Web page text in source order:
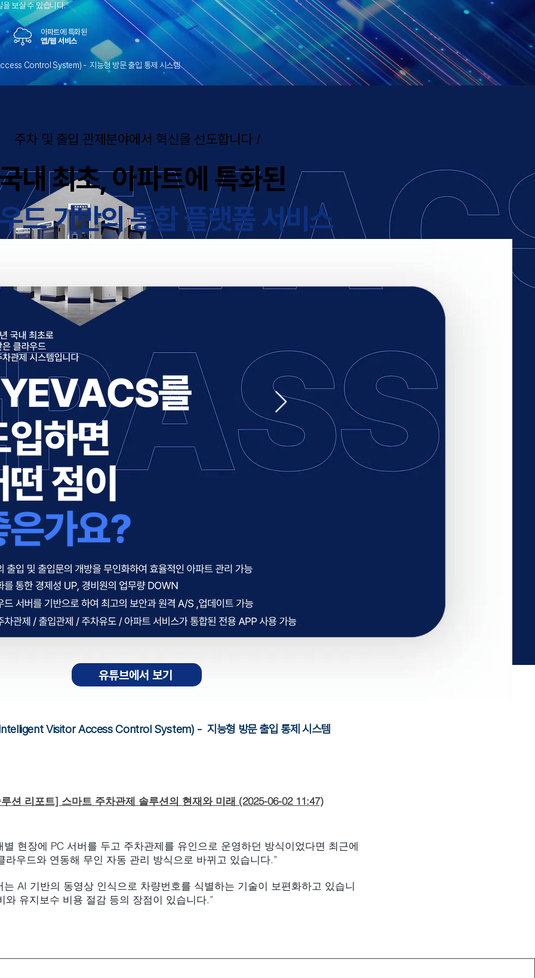
아파트에 특화된
앱/웹 서비스
보실 수 있습니다.
Control System) - 지능형 방문 출입 통제 시스템
​주차 및 출입 관제분야에서 혁신을 선도합니다 !
내 최초, 아파트에 특화된
드 기반의 통합 플랫폼 서비스
유튜브에서 보기
Visitor Access Control System) - 지능형 방문 출입 통제 시스템
별 현장에 PC 서버를 두고 주차관제를 유인으로 운영하던 방식이었다면 최근에
라우드와 연동해 무인 자동 관리 방식으로 바뀌고 있습니다.”
는 AI 기반의 동영상 인식으로 차량번호를 식별하는 기술이 보편화하고 있습니
와 유지보수 비용 절감 등의 장점이 있습니다.”
션 리포트] 스마트 주차관제 솔루션의 현재와 미래 (2025-06-02 11:47)